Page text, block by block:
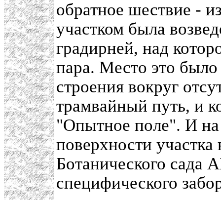
обратное шествие -
участком была
градирней, над
пара. Место это
строения вокруг
трамвайный путь, и
"Опытное поле". И на
поверхности
Ботанического сада
специфического